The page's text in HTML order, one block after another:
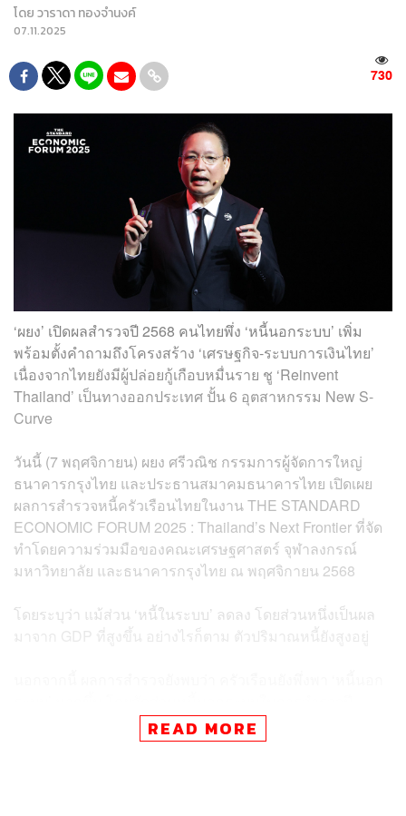
โดยวาราดา ทองจำนงค์
07.11.2025
730
‘ผยง’ เปิดผลสำรวจปี 2568 คนไทยพึ่ง ‘หนี้นอกระบบ’ เพิ่ม
พร้อมตั้งคำถามถึงโครงสร้าง ‘เศรษฐกิจ-ระบบการเงินไทย’
เนื่องจากไทยยังมีผู้ปล่อยกู้เกือบหมื่นราย ชู ‘Reinvent
Thailand’ เป็นทางออกประเทศ ปั้น 6 อุตสาหกรรม New S-
Curve
วันนี้ (7 พฤศจิกายน) ผยง ศรีวณิช กรรมการผู้จัดการใหญ่
ธนาคารกรุงไทย และประธานสมาคมธนาคารไทย เปิดเผย
ผลการสำรวจหนี้ครัวเรือนไทยในงาน THE STANDARD
ECONOMIC FORUM 2025 : Thailand’s Next Frontier ที่จัด
ทำโดยความร่วมมือของคณะเศรษฐศาสตร์ จุฬาลงกรณ์
มหาวิทยาลัย และธนาคารกรุงไทย ณ พฤศจิกายน 2568
โดยระบุว่า แม้ส่วน ‘หนี้ในระบบ’ ลดลง โดยส่วนหนึ่งเป็นผล
มาจาก GDP ที่สูงขึ้น อย่างไรก็ตาม ตัวปริมาณหนี้ยังสูงอยู่
2568 เพิ่มขึ้นเป็น 14% จากระดับ 12% ของหนี้ครัวเรือน
ทั้งหมดในปี 2567 ซึ่งนับเป็นประเด็นที่ ‘น่ากังวล’ ท่ามกลาง
READ MORE